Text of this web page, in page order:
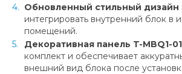
Обновленный стильный дизайн
интегрировать внутренний блок в
помещений.
Декоративная панель T-MBQ1-
комплект и обеспечивает
внешний вид блока после